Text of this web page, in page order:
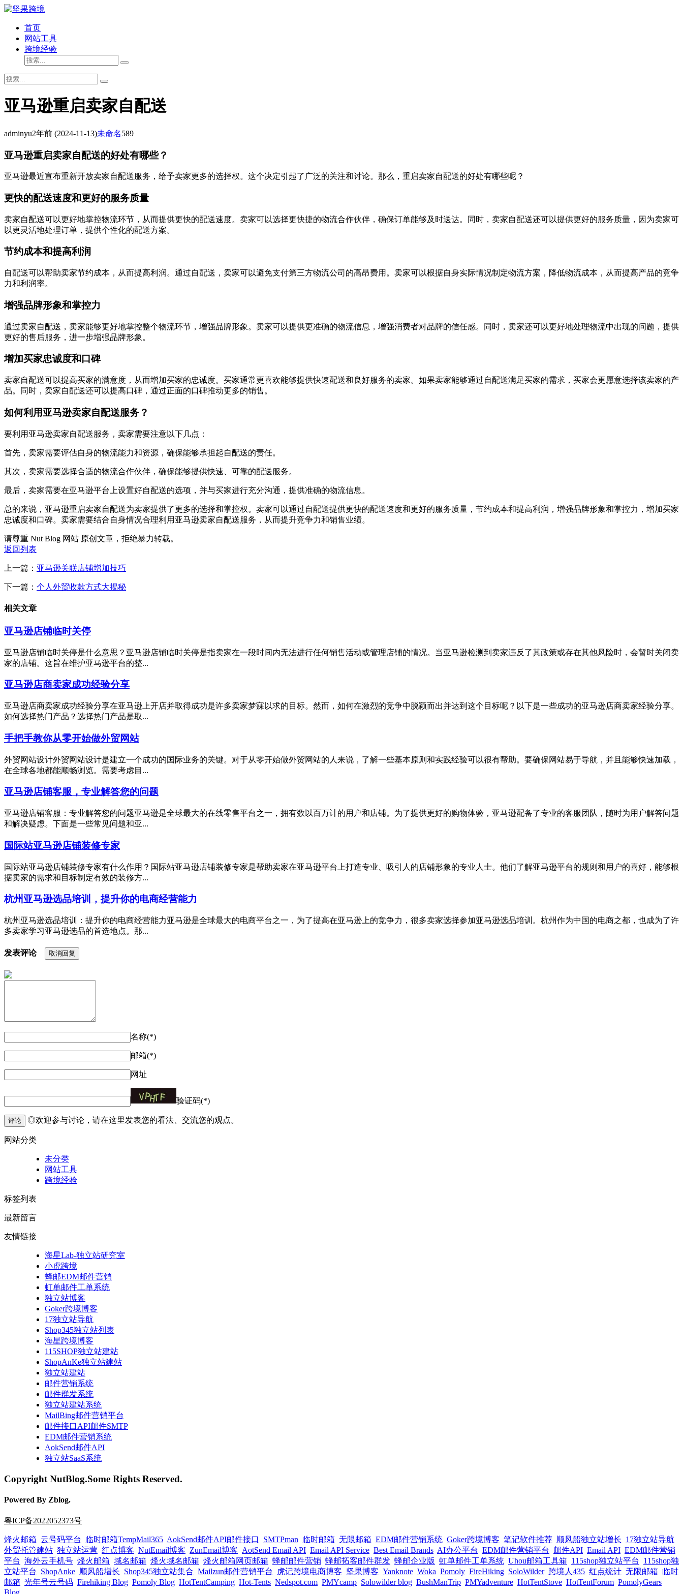
首页
网站工具
跨境经验
亚马逊重启卖家自配送
adminyu2年前 (2024-11-13)未命名589
亚马逊重启卖家自配送的好处有哪些？
亚马逊最近宣布重新开放卖家自配送服务，给予卖家更多的选择权。这个决定引起了广泛的关注和讨论。那么，重启卖家自配送的好处有哪些呢？
更快的配送速度和更好的服务质量
卖家自配送可以更好地掌控物流环节，从而提供更快的配送速度。卖家可以选择更快捷的物流合作伙伴，确保订单能够及时送达。同时，卖家自配送还可以提供更好的服务质量，因为卖家可
以更灵活地处理订单，提供个性化的配送方案。
节约成本和提高利润
自配送可以帮助卖家节约成本，从而提高利润。通过自配送，卖家可以避免支付第三方物流公司的高昂费用。卖家可以根据自身实际情况制定物流方案，降低物流成本，从而提高产品的竞争
力和利润率。
增强品牌形象和掌控力
通过卖家自配送，卖家能够更好地掌控整个物流环节，增强品牌形象。卖家可以提供更准确的物流信息，增强消费者对品牌的信任感。同时，卖家还可以更好地处理物流中出现的问题，提供
更好的售后服务，进一步增强品牌形象。
增加买家忠诚度和口碑
卖家自配送可以提高买家的满意度，从而增加买家的忠诚度。买家通常更喜欢能够提供快速配送和良好服务的卖家。如果卖家能够通过自配送满足买家的需求，买家会更愿意选择该卖家的产
品。同时，卖家自配送还可以提高口碑，通过正面的口碑推动更多的销售。
如何利用亚马逊卖家自配送服务？
要利用亚马逊卖家自配送服务，卖家需要注意以下几点：
首先，卖家需要评估自身的物流能力和资源，确保能够承担起自配送的责任。
其次，卖家需要选择合适的物流合作伙伴，确保能够提供快速、可靠的配送服务。
最后，卖家需要在亚马逊平台上设置好自配送的选项，并与买家进行充分沟通，提供准确的物流信息。
总的来说，亚马逊重启卖家自配送为卖家提供了更多的选择和掌控权。卖家可以通过自配送提供更快的配送速度和更好的服务质量，节约成本和提高利润，增强品牌形象和掌控力，增加买家
忠诚度和口碑。卖家需要结合自身情况合理利用亚马逊卖家自配送服务，从而提升竞争力和销售业绩。
请尊重 Nut Blog 网站 原创文章，拒绝暴力转载。
返回列表
上一篇： 亚马逊关联店铺增加技巧
下一篇： 个人外贸收款方式大揭秘
相关文章
亚马逊店铺临时关停
亚马逊店铺临时关停是什么意思？亚马逊店铺临时关停是指卖家在一段时间内无法进行任何销售活动或管理店铺的情况。当亚马逊检测到卖家违反了其政策或存在其他风险时，会暂时关闭卖
家的店铺。这旨在维护亚马逊平台的整...
亚马逊店商卖家成功经验分享
亚马逊店商卖家成功经验分享在亚马逊上开店并取得成功是许多卖家梦寐以求的目标。然而，如何在激烈的竞争中脱颖而出并达到这个目标呢？以下是一些成功的亚马逊店商卖家经验分享。
如何选择热门产品？选择热门产品是取...
手把手教你从零开始做外贸网站
外贸网站设计外贸网站设计是建立一个成功的国际业务的关键。对于从零开始做外贸网站的人来说，了解一些基本原则和实践经验可以很有帮助。要确保网站易于导航，并且能够快速加载，
在全球各地都能顺畅浏览。需要考虑目...
亚马逊店铺客服，专业解答您的问题
亚马逊店铺客服：专业解答您的问题亚马逊是全球最大的在线零售平台之一，拥有数以百万计的用户和店铺。为了提供更好的购物体验，亚马逊配备了专业的客服团队，随时为用户解答问题
和解决疑虑。下面是一些常见问题和亚...
国际站亚马逊店铺装修专家
国际站亚马逊店铺装修专家有什么作用？国际站亚马逊店铺装修专家是帮助卖家在亚马逊平台上打造专业、吸引人的店铺形象的专业人士。他们了解亚马逊平台的规则和用户的喜好，能够根
据卖家的需求和目标制定有效的装修方...
杭州亚马逊选品培训，提升你的电商经营能力
杭州亚马逊选品培训：提升你的电商经营能力亚马逊是全球最大的电商平台之一，为了提高在亚马逊上的竞争力，很多卖家选择参加亚马逊选品培训。杭州作为中国的电商之都，也成为了许
多卖家学习亚马逊选品的首选地点。那...
发表评论 取消回复
名称(*)
邮箱(*)
网址
验证码(*)
评论 ◎欢迎参与讨论，请在这里发表您的看法、交流您的观点。
网站分类
未分类
网站工具
跨境经验
标签列表
最新留言
友情链接
海星Lab-独立站研究室
小虎跨境
蜂邮EDM邮件营销
虹单邮件工单系统
独立站博客
Goker跨境博客
17独立站导航
Shop345独立站列表
海星跨境博客
115SHOP独立站建站
ShopAnKe独立站建站
独立站建站
邮件营销系统
邮件群发系统
独立站建站系统
MailBing邮件营销平台
邮件接口API邮件SMTP
EDM邮件营销系统
AokSend邮件API
独立站SaaS系统
Copyright NutBlog.Some Rights Reserved.
Powered By Zblog.
粤ICP备2022052373号
烽火邮箱 云号码平台 临时邮箱TempMail365 AokSend邮件API邮件接口 SMTPman 临时邮箱 无限邮箱 EDM邮件营销系统 Goker跨境博客 笔记软件推荐 顺风船独立站增长 17独立站导航
外贸托管建站 独立站运营 红点博客 NutEmail博客 ZunEmail博客 AotSend Email API Email API Service Best Email Brands AI办公平台 EDM邮件营销平台 邮件API Email API EDM邮件营销
平台 海外云手机号 烽火邮箱 域名邮箱 烽火域名邮箱 烽火邮箱网页邮箱 蜂邮邮件营销 蜂邮拓客邮件群发 蜂邮企业版 虹单邮件工单系统 Uhou邮箱工具箱 115shop独立站平台
115shop独
立站平台
ShopAnke 顺风船增长 Shop345独立站集合 Mailzun邮件营销平台 虎记跨境电商博客 坚果博客 Yanknote Woka Pomoly FireHiking SoloWilder 跨境人435 红点统计 无限邮箱 临时
邮箱 光年号云号码 Firehiking Blog Pomoly Blog HotTentCamping Hot-Tents Nedspot.com PMYcamp Solowilder blog BushManTrip PMYadventure HotTentStove HotTentForum PomolyGears
Blog